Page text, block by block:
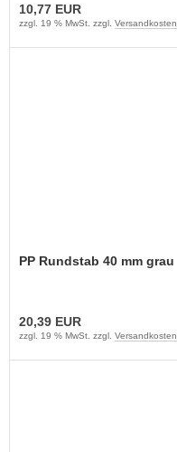
10,77 EUR
zzgl. 19 % MwSt. zzgl. Versandkosten
PP Rundstab 40 mm grau
20,39 EUR
zzgl. 19 % MwSt. zzgl. Versandkosten